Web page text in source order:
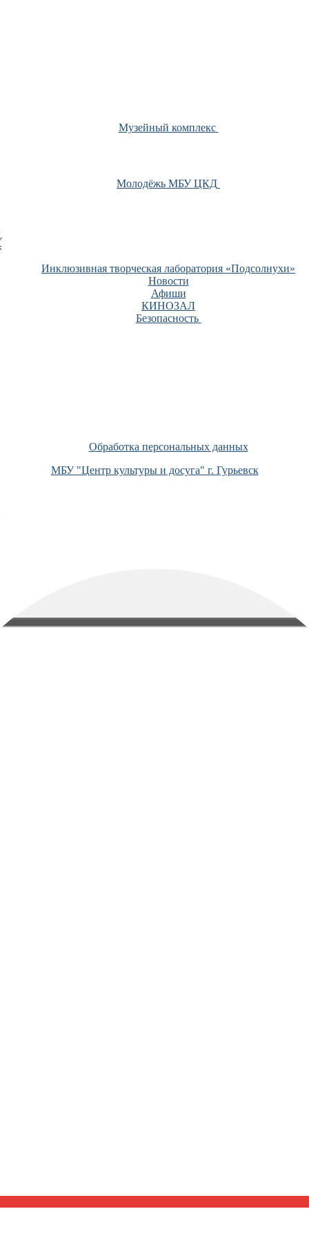
Музейный комплекс
Молодёжь МБУ ЦКД
Инклюзивная творческая лаборатория «Подсолнухи»
Новости
Афиши
КИНОЗАЛ
Безопасность
Обработка персональных данных
МБУ "Центр культуры и досуга" г. Гурьевск